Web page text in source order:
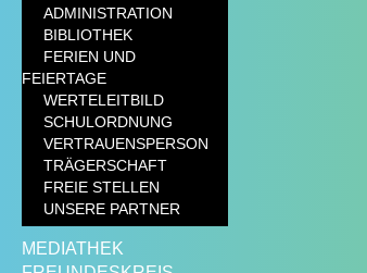
ADMINISTRATION
BIBLIOTHEK
FERIEN UND
FEIERTAGE
WERTELEITBILD
SCHULORDNUNG
VERTRAUENSPERSON
TRÄGERSCHAFT
FREIE STELLEN
UNSERE PARTNER
MEDIATHEK